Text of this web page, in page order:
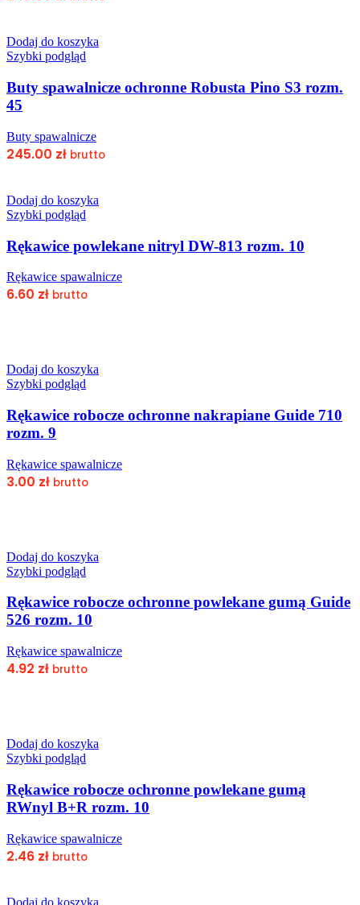
Dodaj do koszyka
Szybki podgląd
Buty spawalnicze ochronne Robusta Pino S3 rozm.
45
Buty spawalnicze
245.00 zł brutto
Dodaj do koszyka
Szybki podgląd
Rękawice powlekane nitryl DW-813 rozm. 10
Rękawice spawalnicze
6.60 zł brutto
Dodaj do koszyka
Szybki podgląd
Rękawice robocze ochronne nakrapiane Guide 710
rozm. 9
Rękawice spawalnicze
3.00 zł brutto
Dodaj do koszyka
Szybki podgląd
Rękawice robocze ochronne powlekane gumą Guide
526 rozm. 10
Rękawice spawalnicze
4.92 zł brutto
Dodaj do koszyka
Szybki podgląd
Rękawice robocze ochronne powlekane gumą
RWnyl B+R rozm. 10
Rękawice spawalnicze
2.46 zł brutto
Dodaj do koszyka